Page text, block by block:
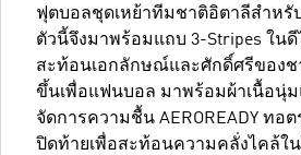
ฟุตบอลชุดเหย้าทีมชาติอิตาลีสำหรั
ตัวนี้จึงมาพร้อมแถบ 3-Stripes ใน
สะท้อนเอกลักษณ์และศักดิ์ศรีของช
ขึ้นเพื่อแฟนบอล มาพร้อมผ้าเนื้อนุ่ม
จัดการความชื้น AEROREADY ทอ
ปิดท้ายเพื่อสะท้อนความคลั่งไคล้ใ